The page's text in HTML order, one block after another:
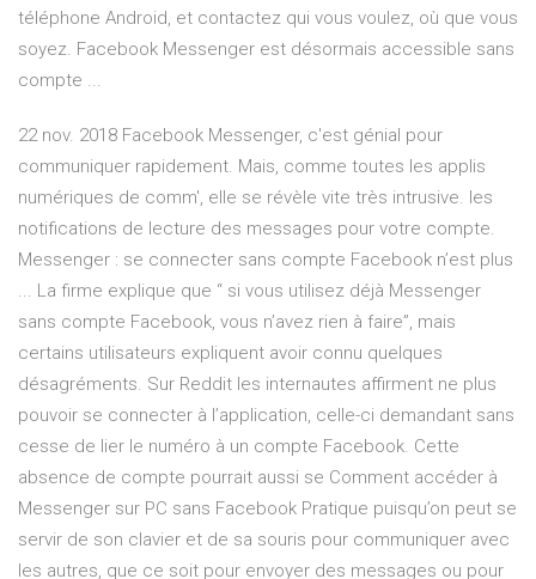
téléphone Android, et contactez qui vous voulez, où que vous
soyez. Facebook Messenger est désormais accessible sans
compte ...
22 nov. 2018 Facebook Messenger, c'est génial pour
communiquer rapidement. Mais, comme toutes les applis
numériques de comm', elle se révèle vite très intrusive. les
notifications de lecture des messages pour votre compte.
Messenger : se connecter sans compte Facebook n’est plus
... La firme explique que “ si vous utilisez déjà Messenger
sans compte Facebook, vous n’avez rien à faire”, mais
certains utilisateurs expliquent avoir connu quelques
désagréments. Sur Reddit les internautes affirment ne plus
pouvoir se connecter à l’application, celle-ci demandant sans
cesse de lier le numéro à un compte Facebook. Cette
absence de compte pourrait aussi se Comment accéder à
Messenger sur PC sans Facebook Pratique puisqu’on peut se
servir de son clavier et de sa souris pour communiquer avec
les autres, que ce soit pour envoyer des messages ou pour